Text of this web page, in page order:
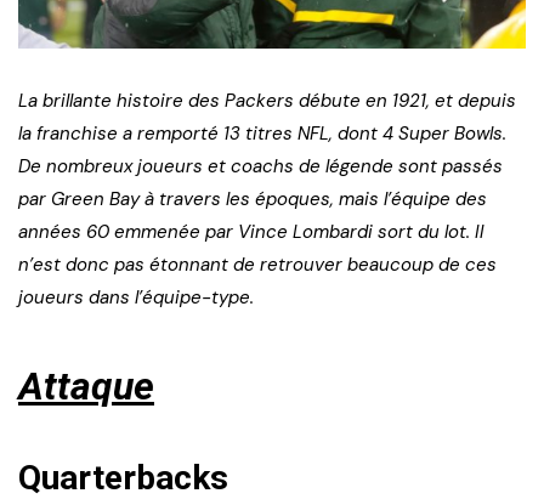
La brillante histoire des Packers débute en 1921, et depuis
la franchise a remporté 13 titres NFL, dont 4 Super Bowls.
De nombreux joueurs et coachs de légende sont passés
par Green Bay à travers les époques, mais l’équipe des
années 60 emmenée par Vince Lombardi sort du lot. Il
n’est donc pas étonnant de retrouver beaucoup de ces
joueurs dans l’équipe-type.
Attaque
Quarterbacks